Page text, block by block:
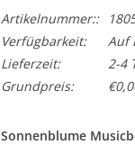
Artikelnummer::
Verfügbarkeit:
Auf
Lieferzeit:
2-4
Grundpreis:
Sonnenblume